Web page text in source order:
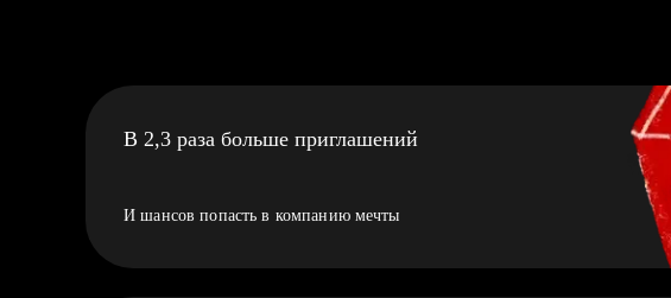
В 2,3 раза больше приглашений
И шансов попасть в компанию мечты